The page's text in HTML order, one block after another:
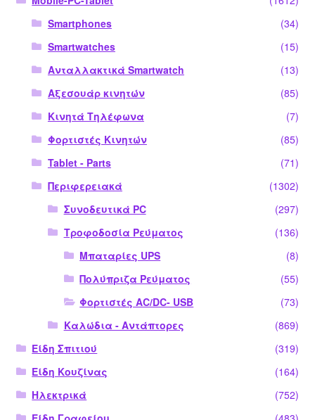
Smartphones
(34)
Smartwatches
(15)
Ανταλλακτικά Smartwatch
(13)
Αξεσουάρ κινητών
(85)
Κινητά Τηλέφωνα
(7)
Φορτιστές Κινητών
(85)
Tablet - Parts
(71)
Περιφερειακά
(1302)
Συνοδευτικά PC
(297)
Τροφοδοσία Ρεύματος
(136)
Μπαταρίες UPS
(8)
Πολύπριζα Ρεύματος
(55)
Φορτιστές AC/DC- USB
(73)
Καλώδια - Αντάπτορες
(869)
Είδη Σπιτιού
(319)
Είδη Κουζίνας
(164)
Ηλεκτρικά
(752)